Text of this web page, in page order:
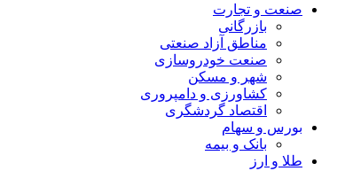
صنعت و تجارت
بازرگانی
مناطق آزاد صنعتی
صنعت خودروسازی
شهر و مسکن
کشاورزی و دامپروری
اقتصاد گردشگری
بورس و سهام
بانک و بیمه
طلا و ارز